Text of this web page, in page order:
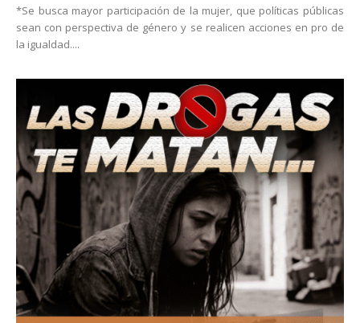
*Se busca mayor participación de la mujer, que políticas públicas
sean con perspectiva de género y se realicen acciones en pro de
la igualdad....